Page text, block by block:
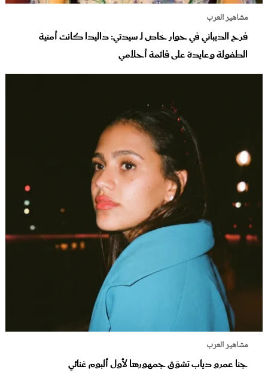
مشاهير العرب
فرح الديباني في حوار خاص لـ سيدتي: داليدا كانت أمنية
الطفولة وعايدة على قائمة أحلامي
مشاهير العرب
جنا عمرو دياب تشوّق جمهورها لأول ألبوم غنائي